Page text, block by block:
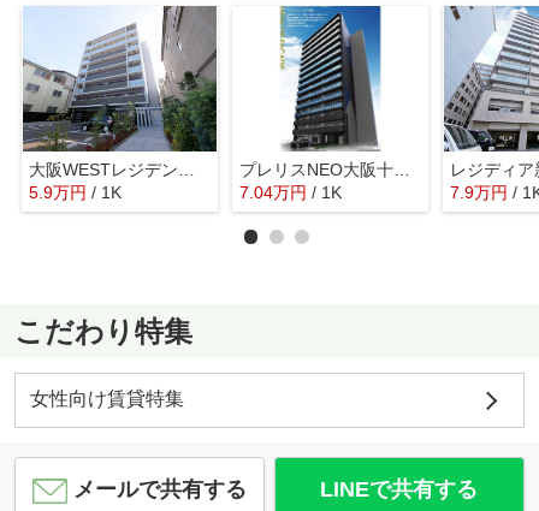
5.9万円 / 1K
プレリスNEO大阪十三エルヴィオン
7.04万円 / 1K
レジディア
7.9万円 /
こだわり特集
女性向け賃貸特集
メールで共有する LINEで共有する